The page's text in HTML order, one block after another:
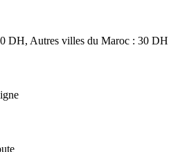
د.م.270.00.
DH, Autres villes du Maroc : 30 DH